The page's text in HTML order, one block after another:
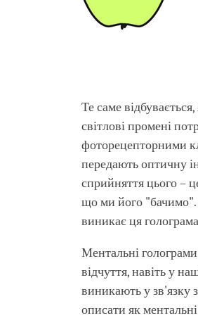
Те саме
світлові промені
фоторецепторними
передають оптичну
сприйняття цього –
що ми його "бачимо".
виникає ця
Ментальні
відчуття, навіть у
виникають у зв'язку
описати як